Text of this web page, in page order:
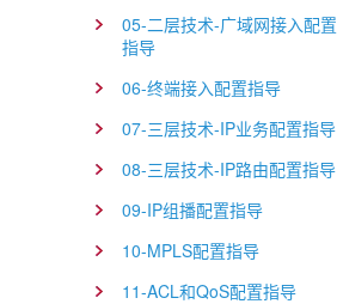
05-二层技术-广域网接入配置
指导
06-终端接入配置指导
07-三层技术-IP业务配置指导
08-三层技术-IP路由配置指导
09-IP组播配置指导
10-MPLS配置指导
11-ACL和QoS配置指导